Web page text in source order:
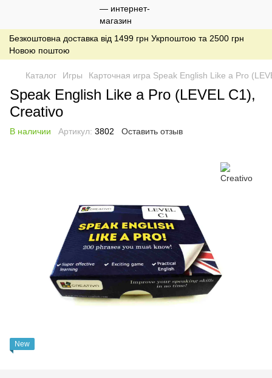
Безкоштовна доставка від 1499 грн Укрпоштою та 2500 грн
Новою поштою
Каталог Игры Карточная игра Speak English Like a Pro
Speak English Like a Pro (LEVEL C1),
Creativo
В наличии Артикул: 3802 Оставить отзыв
New